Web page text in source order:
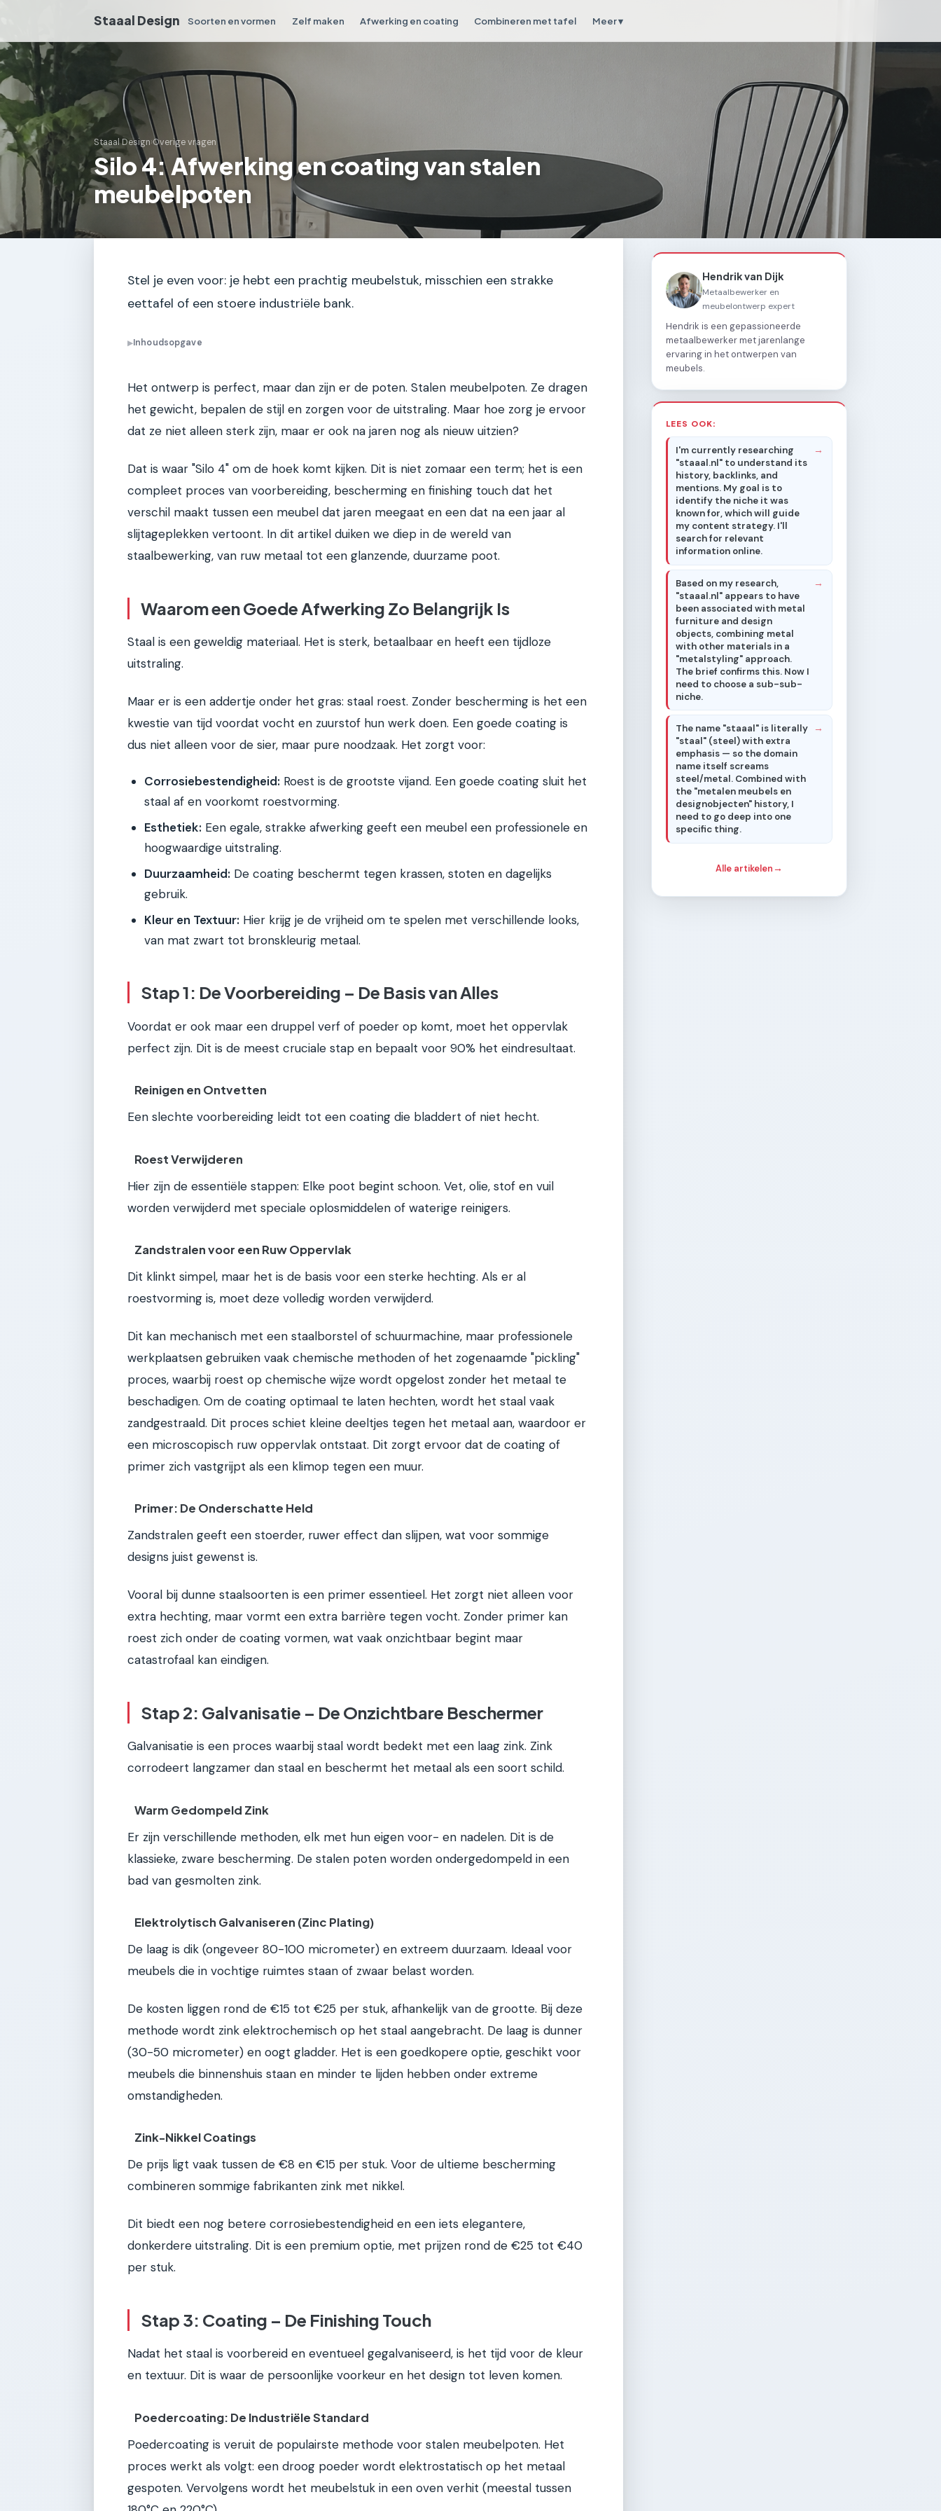
Staaal Design Soorten en vormen Zelf maken Afwerking en coating Combineren met tafel Meer ▾
Staaal Design›Overige vragen
Silo 4: Afwerking en coating van stalen
meubelpoten
Stel je even voor: je hebt een prachtig meubelstuk, misschien een strakke
eettafel of een stoere industriële bank.
▶Inhoudsopgave
Het ontwerp is perfect, maar dan zijn er de poten. Stalen meubelpoten. Ze dragen
het gewicht, bepalen de stijl en zorgen voor de uitstraling. Maar hoe zorg je ervoor
dat ze niet alleen sterk zijn, maar er ook na jaren nog als nieuw uitzien?
Dat is waar "Silo 4" om de hoek komt kijken. Dit is niet zomaar een term; het is een
compleet proces van voorbereiding, bescherming en finishing touch dat het
verschil maakt tussen een meubel dat jaren meegaat en een dat na een jaar al
slijtageplekken vertoont. In dit artikel duiken we diep in de wereld van
staalbewerking, van ruw metaal tot een glanzende, duurzame poot.
Waarom een Goede Afwerking Zo Belangrijk Is
Staal is een geweldig materiaal. Het is sterk, betaalbaar en heeft een tijdloze
uitstraling.
Maar er is een addertje onder het gras: staal roest. Zonder bescherming is het een
kwestie van tijd voordat vocht en zuurstof hun werk doen. Een goede coating is
dus niet alleen voor de sier, maar pure noodzaak. Het zorgt voor:
Corrosiebestendigheid: Roest is de grootste vijand. Een goede coating sluit het
staal af en voorkomt roestvorming.
Esthetiek: Een egale, strakke afwerking geeft een meubel een professionele en
hoogwaardige uitstraling.
Duurzaamheid: De coating beschermt tegen krassen, stoten en dagelijks
gebruik.
Kleur en Textuur: Hier krijg je de vrijheid om te spelen met verschillende looks,
van mat zwart tot bronskleurig metaal.
Stap 1: De Voorbereiding – De Basis van Alles
Voordat er ook maar een druppel verf of poeder op komt, moet het oppervlak
perfect zijn. Dit is de meest cruciale stap en bepaalt voor 90% het eindresultaat.
Reinigen en Ontvetten
Een slechte voorbereiding leidt tot een coating die bladdert of niet hecht.
Roest Verwijderen
Hier zijn de essentiële stappen: Elke poot begint schoon. Vet, olie, stof en vuil
worden verwijderd met speciale oplosmiddelen of waterige reinigers.
Zandstralen voor een Ruw Oppervlak
Dit klinkt simpel, maar het is de basis voor een sterke hechting. Als er al
roestvorming is, moet deze volledig worden verwijderd.
Dit kan mechanisch met een staalborstel of schuurmachine, maar professionele
werkplaatsen gebruiken vaak chemische methoden of het zogenaamde "pickling"
proces, waarbij roest op chemische wijze wordt opgelost zonder het metaal te
beschadigen. Om de coating optimaal te laten hechten, wordt het staal vaak
zandgestraald. Dit proces schiet kleine deeltjes tegen het metaal aan, waardoor er
een microscopisch ruw oppervlak ontstaat. Dit zorgt ervoor dat de coating of
primer zich vastgrijpt als een klimop tegen een muur.
Primer: De Onderschatte Held
Zandstralen geeft een stoerder, ruwer effect dan slijpen, wat voor sommige
designs juist gewenst is.
Vooral bij dunne staalsoorten is een primer essentieel. Het zorgt niet alleen voor
extra hechting, maar vormt een extra barrière tegen vocht. Zonder primer kan
roest zich onder de coating vormen, wat vaak onzichtbaar begint maar
catastrofaal kan eindigen.
Stap 2: Galvanisatie – De Onzichtbare Beschermer
Galvanisatie is een proces waarbij staal wordt bedekt met een laag zink. Zink
corrodeert langzamer dan staal en beschermt het metaal als een soort schild.
Warm Gedompeld Zink
Er zijn verschillende methoden, elk met hun eigen voor- en nadelen. Dit is de
klassieke, zware bescherming. De stalen poten worden ondergedompeld in een
bad van gesmolten zink.
Elektrolytisch Galvaniseren (Zinc Plating)
De laag is dik (ongeveer 80-100 micrometer) en extreem duurzaam. Ideaal voor
meubels die in vochtige ruimtes staan of zwaar belast worden.
De kosten liggen rond de €15 tot €25 per stuk, afhankelijk van de grootte. Bij deze
methode wordt zink elektrochemisch op het staal aangebracht. De laag is dunner
(30-50 micrometer) en oogt gladder. Het is een goedkopere optie, geschikt voor
meubels die binnenshuis staan en minder te lijden hebben onder extreme
omstandigheden.
Zink-Nikkel Coatings
De prijs ligt vaak tussen de €8 en €15 per stuk. Voor de ultieme bescherming
combineren sommige fabrikanten zink met nikkel.
Dit biedt een nog betere corrosiebestendigheid en een iets elegantere,
donkerdere uitstraling. Dit is een premium optie, met prijzen rond de €25 tot €40
per stuk.
Stap 3: Coating – De Finishing Touch
Nadat het staal is voorbereid en eventueel gegalvaniseerd, is het tijd voor de kleur
en textuur. Dit is waar de persoonlijke voorkeur en het design tot leven komen.
Poedercoating: De Industriële Standard
Poedercoating is veruit de populairste methode voor stalen meubelpoten. Het
proces werkt als volgt: een droog poeder wordt elektrostatisch op het metaal
gespoten. Vervolgens wordt het meubelstuk in een oven verhit (meestal tussen
Hendrik van Dijk
Metaalbewerker en
meubelontwerp expert
Hendrik is een gepassioneerde
metaalbewerker met jarenlange
ervaring in het ontwerpen van
meubels.
LEES OOK:
I'm currently researching
"staaal.nl" to understand its
history, backlinks, and
mentions. My goal is to
identify the niche it was
known for, which will guide
my content strategy. I'll
search for relevant
information online.
Based on my research,
"staaal.nl" appears to have
been associated with metal
furniture and design
objects, combining metal
with other materials in a
"metalstyling" approach.
The brief confirms this. Now I
need to choose a sub-sub-
niche.
The name "staaal" is literally
"staal" (steel) with extra
emphasis — so the domain
name itself screams
steel/metal. Combined with
the "metalen meubels en
designobjecten" history, I
need to go deep into one
specific thing.
Alle artikelen